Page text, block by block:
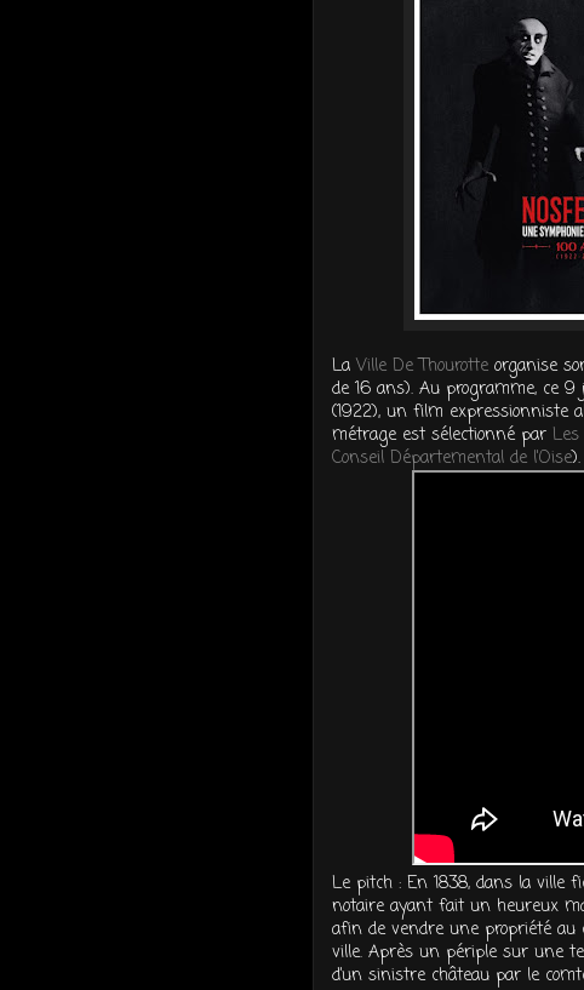
La Ville De Thourotte organise
de 16 ans). Au programme, ce
(1922), un film expressionniste
métrage est sélectionné par
Conseil Départemental de l'Oise).
Le pitch : En 1838, dans la ville
notaire ayant fait un heureux
afin de vendre une propriété au
ville. Après un périple sur une
d’un sinistre château par le